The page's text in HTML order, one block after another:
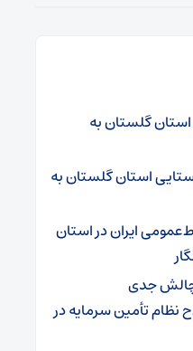
گلستان به
استان گلستان به
ایران در استان
چالش جدی
نظام تأمین سرمایه در